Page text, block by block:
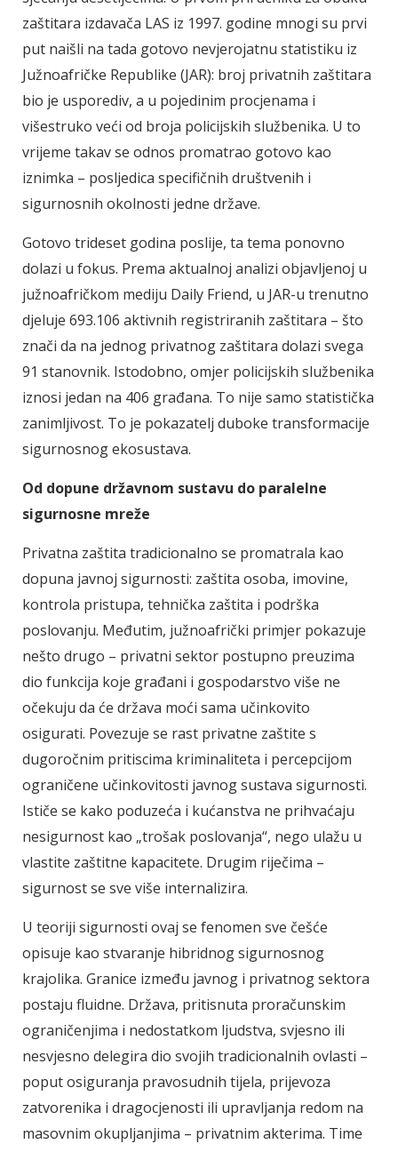
zaštitara izdavača LAS iz 1997. godine mnogi su prvi
put naišli na tada gotovo nevjerojatnu statistiku iz
Južnoafričke Republike (JAR): broj privatnih zaštitara
bio je usporediv, a u pojedinim procjenama i
višestruko veći od broja policijskih službenika. U to
vrijeme takav se odnos promatrao gotovo kao
iznimka – posljedica specifičnih društvenih i
sigurnosnih okolnosti jedne države.
Gotovo trideset godina poslije, ta tema ponovno
dolazi u fokus. Prema aktualnoj analizi objavljenoj u
južnoafričkom mediju Daily Friend, u JAR-u trenutno
djeluje 693.106 aktivnih registriranih zaštitara – što
znači da na jednog privatnog zaštitara dolazi svega
91 stanovnik. Istodobno, omjer policijskih službenika
iznosi jedan na 406 građana. To nije samo statistička
zanimljivost. To je pokazatelj duboke transformacije
sigurnosnog ekosustava.
Od dopune državnom sustavu do paralelne
sigurnosne mreže
Privatna zaštita tradicionalno se promatrala kao
dopuna javnoj sigurnosti: zaštita osoba, imovine,
kontrola pristupa, tehnička zaštita i podrška
poslovanju. Međutim, južnoafrički primjer pokazuje
nešto drugo – privatni sektor postupno preuzima
dio funkcija koje građani i gospodarstvo više ne
očekuju da će država moći sama učinkovito
osigurati. Povezuje se rast privatne zaštite s
dugoročnim pritiscima kriminaliteta i percepcijom
ograničene učinkovitosti javnog sustava sigurnosti.
Ističe se kako poduzeća i kućanstva ne prihvaćaju
nesigurnost kao „trošak poslovanja“, nego ulažu u
vlastite zaštitne kapacitete. Drugim riječima –
sigurnost se sve više internalizira.
U teoriji sigurnosti ovaj se fenomen sve češće
opisuje kao stvaranje hibridnog sigurnosnog
krajolika. Granice između javnog i privatnog sektora
postaju fluidne. Država, pritisnuta proračunskim
ograničenjima i nedostatkom ljudstva, svjesno ili
nesvjesno delegira dio svojih tradicionalnih ovlasti –
poput osiguranja pravosudnih tijela, prijevoza
zatvorenika i dragocjenosti ili upravljanja redom na
masovnim okupljanjima – privatnim akterima. Time